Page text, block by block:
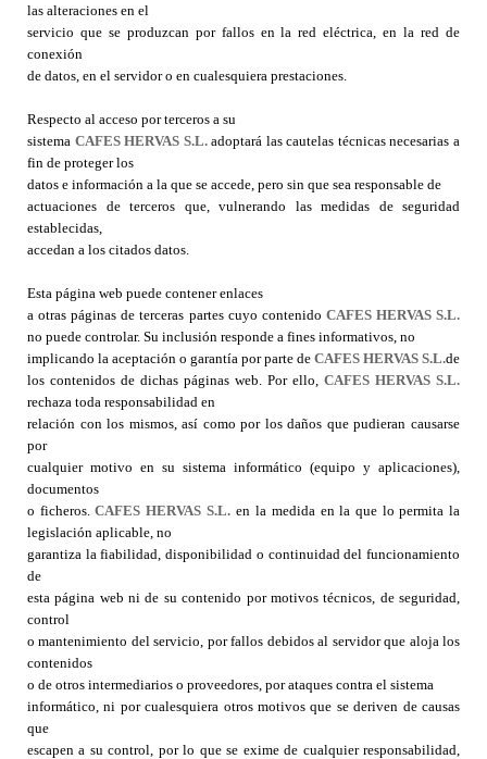
las alteraciones en el
servicio que se produzcan por fallos en la red eléctrica, en la red de
conexión
de datos, en el servidor o en cualesquiera prestaciones.
Respecto al acceso por terceros a su
sistema CAFES HERVAS S.L.adoptará las cautelas técnicas necesarias a
fin de proteger los
datos e información a la que se accede, pero sin que sea responsable de
actuaciones de terceros que, vulnerando las medidas de seguridad
establecidas,
accedan a los citados datos.
Esta página web puede contener enlaces
a otras páginas de terceras partes cuyo contenido CAFES HERVAS S.L.
no puede controlar. Su inclusión responde a fines informativos, no
implicando la aceptación o garantía por parte de CAFES HERVAS S.L.de
los contenidos de dichas páginas web. Por ello, CAFES HERVAS S.L.
rechaza toda responsabilidad en
relación con los mismos, así como por los daños que pudieran causarse
por
cualquier motivo en su sistema informático (equipo y aplicaciones),
documentos
o ficheros.CAFES HERVAS S.L. en la medida en la que lo permita la
legislación aplicable, no
garantiza la fiabilidad, disponibilidad o continuidad del funcionamiento
de
esta página web ni de su contenido por motivos técnicos, de seguridad,
control
o mantenimiento del servicio, por fallos debidos al servidor que aloja los
contenidos
o de otros intermediarios o proveedores, por ataques contra el sistema
informático, ni por cualesquiera otros motivos que se deriven de causas
que
escapen a su control, por lo que se exime de cualquier responsabilidad,